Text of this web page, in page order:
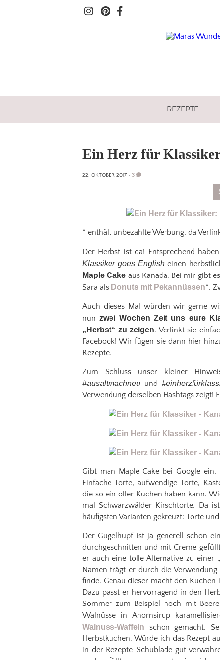
REZEPTE
Ein Herz für
22. OKTOBER 2017 • 3
* enthält unbezahlte Werbung, da
Der Herbst ist da! Entsprechend haben
Klassiker goes English einen
Maple Cake aus Kanada. Bei mir gibt
Sara als Donuts mit Pekannüssen*.
Auch dieses Mal würden wir gerne
nunzwei Wochen Zeit uns eure
„Herbst“ zu zeigen. Verlinkt sie
Facebook! Wir fügen sie dann hier
Rezepte.
Zum Schluss unser kleiner
#ausaltmachneu und
Verwendung derselben Hashtags zeigt!
Gibt man Maple Cake bei Google
Einfache Torte, aufwendige Torte,
die so ein oller Kuchen haben kann.
mal Schwarzwälder Kirschtorte. Da
häufigsten Varianten gekreuzt: Torte
Der Gugelhupf ist ja generell schon
durchgeschnitten und mit Creme
er auch eine tolle Alternative zu einer
Namen trägt er durch die
finde. Genau dieser macht den
Dazu passt er hervorragend in den
Sommer zum Beispiel noch mit
Walnüsse in Ahornsirup
Walnuss-Waffeln schon gemacht.
Herbstkuchen. Würde ich das Rezept
in der Rezepte-Schublade gut